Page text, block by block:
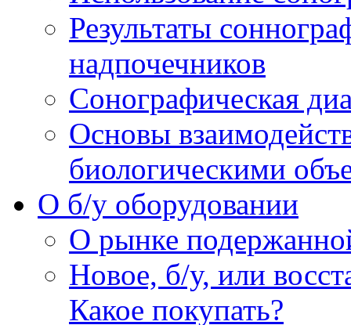
Результаты
надпочечников
Сонографическая
Основы
биологическими
O б/у оборудовании
О рынке
Новое, б/у, или
Какое покупать?